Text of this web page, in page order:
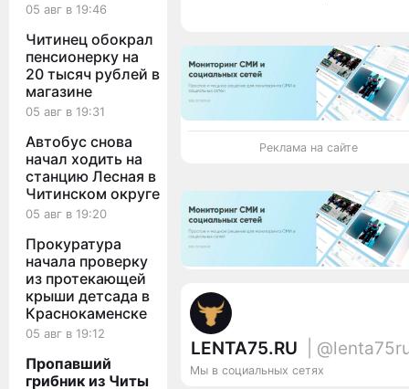
05 авг в 19:46
Читинец обокрал
пенсионерку на
20 тысяч рублей в
магазине
05 авг в 19:31
Автобус снова
начал ходить на
станцию Лесная в
Читинском округе
05 авг в 19:20
Прокуратура
начала проверку
из протекающей
крыши детсада в
Краснокаменске
05 авг в 19:12
Пропавший
грибник из Читы
Реклама на сайте
LENTA75.RU |
Мы в социальных сетях